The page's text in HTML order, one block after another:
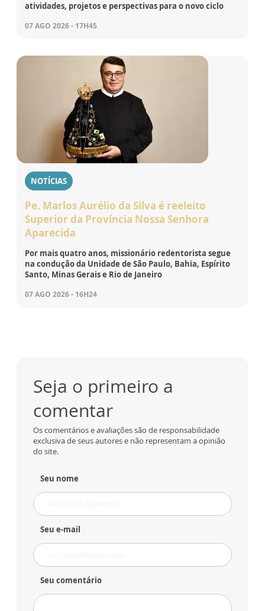
atividades, projetos e perspectivas para o novo ciclo
07 AGO 2026 - 17H45
NOTÍCIAS
Pe. Marlos Aurélio da Silva é reeleito
Superior da Província Nossa Senhora
Aparecida
Por mais quatro anos, missionário redentorista segue
na condução da Unidade de São Paulo, Bahia, Espírito
Santo, Minas Gerais e Rio de Janeiro
07 AGO 2026 - 16H24
Seja o primeiro a
comentar
Os comentários e avaliações são de responsabilidade
exclusiva de seus autores e não representam a opinião
do site.
Seu nome
Seu e-mail
Seu comentário